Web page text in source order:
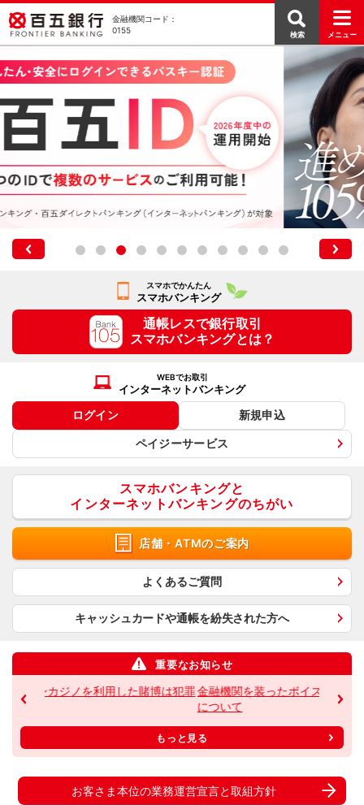
金融機関コード：
0155
メニュー
検索
スマホでかんたん
スマホバンキング
通帳レスで銀行取引
スマホバンキングとは？
WEBでお取引
インターネットバンキング
ログイン 新規申込
ペイジーサービス
スマホバンキングと
インターネットバンキングのちがい
店舗・ATMのご案内
よくあるご質問
キャッシュカードや通帳を紛失された方へ
重要なお知らせ
金融機関を装ったボイスフィッシングによる不正送金
です
もっと見る
お客さま本位の業務運営宣言と取組方針